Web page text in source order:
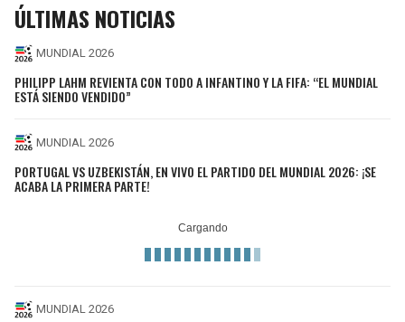
ÚLTIMAS NOTICIAS
MUNDIAL 2026
PHILIPP LAHM REVIENTA CON TODO A INFANTINO Y LA FIFA: “EL MUNDIAL
ESTÁ SIENDO VENDIDO”
MUNDIAL 2026
PORTUGAL VS UZBEKISTÁN, EN VIVO EL PARTIDO DEL MUNDIAL 2026: ¡SE
ACABA LA PRIMERA PARTE!
MUNDIAL 2026